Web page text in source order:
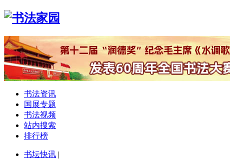
书法资讯
国展专题
书法视频
站内搜索
排行榜
书坛快讯 |